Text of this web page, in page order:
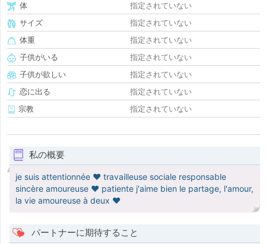
体
指定されていない
サイズ
指定されていない
体重
指定されていない
子供がいる
指定されていない
子供が欲しい
指定されていない
恋に出る
指定されていない
宗教
指定されていない
私の概要
je suis attentionnée ♥️ travailleuse sociale responsable
sincère amoureuse ♥️ patiente j'aime bien le partage, l'amour,
la vie amoureuse à deux ♥️
パートナーに期待すること